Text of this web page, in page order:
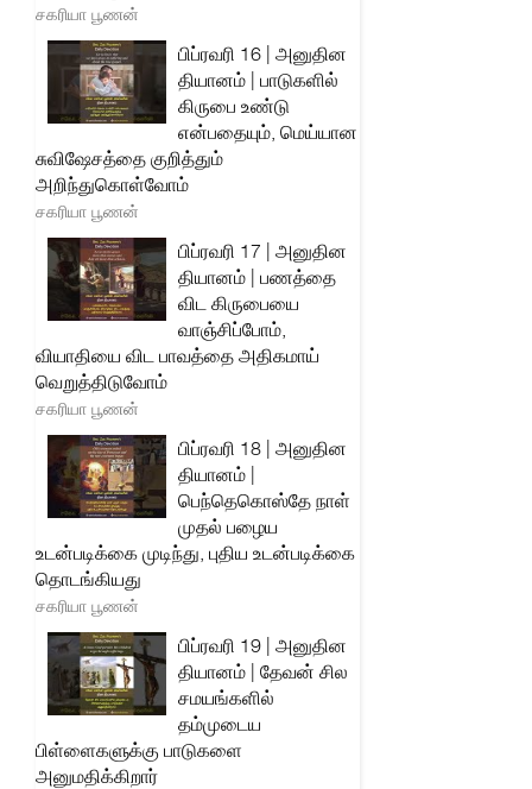
சகரியா பூணன்
பிப்ரவரி 16 | அனுதின
தியானம் | பாடுகளில்
கிருபை உண்டு
என்பதையும், மெய்யான
சுவிஷேசத்தை குறித்தும்
அறிந்துகொள்வோம்
சகரியா பூணன்
பிப்ரவரி 17 | அனுதின
தியானம் | பணத்தை
விட கிருபையை
வாஞ்சிப்போம்,
வியாதியை விட பாவத்தை அதிகமாய்
வெறுத்திடுவோம்
சகரியா பூணன்
பிப்ரவரி 18 | அனுதின
தியானம் |
பெந்தெகொஸ்தே நாள்
முதல் பழைய
உடன்படிக்கை முடிந்து, புதிய உடன்படிக்கை
தொடங்கியது
சகரியா பூணன்
பிப்ரவரி 19 | அனுதின
தியானம் | தேவன் சில
சமயங்களில்
தம்முடைய
பிள்ளைகளுக்கு பாடுகளை
அனுமதிக்கிறார்